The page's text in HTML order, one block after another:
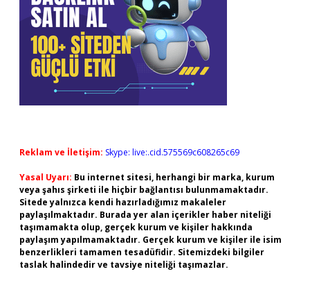
Reklam ve İletişim: Skype: live:.cid.575569c608265c69
Yasal Uyarı: Bu internet sitesi, herhangi bir marka, kurum
veya şahıs şirketi ile hiçbir bağlantısı bulunmamaktadır.
Sitede yalnızca kendi hazırladığımız makaleler
paylaşılmaktadır. Burada yer alan içerikler haber niteliği
taşımamakta olup, gerçek kurum ve kişiler hakkında
paylaşım yapılmamaktadır. Gerçek kurum ve kişiler ile isim
benzerlikleri tamamen tesadüfidir. Sitemizdeki bilgiler
taslak halindedir ve tavsiye niteliği taşımazlar.